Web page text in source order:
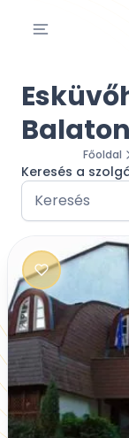
Főoldal
Keresés a